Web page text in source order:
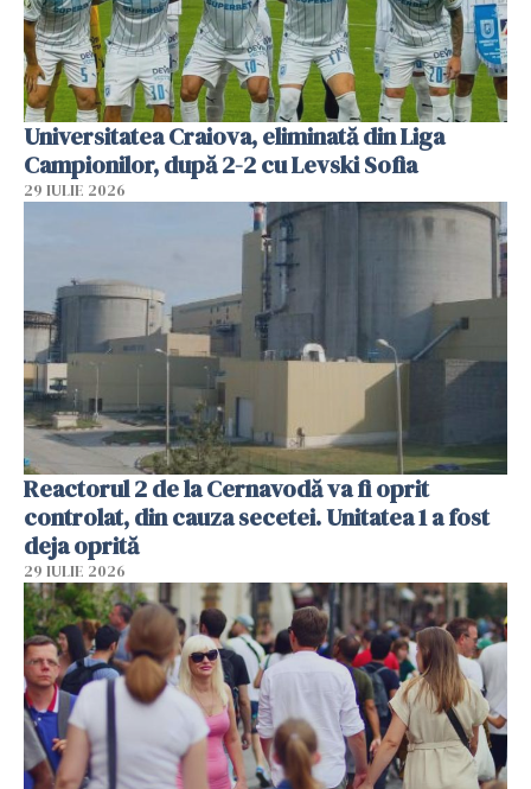
Universitatea Craiova, eliminată din Liga
Campionilor, după 2-2 cu Levski Sofia
29 IULIE 2026
Reactorul 2 de la Cernavodă va fi oprit
controlat, din cauza secetei. Unitatea 1 a fost
deja oprită
29 IULIE 2026